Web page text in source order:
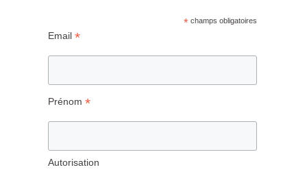
* champs obligatoires
Email *
Prénom *
Autorisation